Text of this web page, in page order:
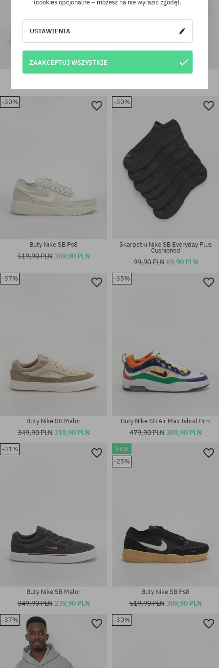
Dostępne rozmiary:
40; 40.5; 41; 42.5; 43; 44; 44.5;
Buty Nike SB Vertebrae Koszula Nike SB Nike SB
-30%
Buty Nike SB Ps8
519,90 PLN359,90 PLN
-30%
Dostępne rozmiary:
S
Skarpetki Nike SB Everyday Plus
Cushioned
99,90 PLN69,90 PLN
-37%
Dostępne rozmiary:
Buty Nike SB Malor
349,90 PLN 219,90 PLN
-35%
Buty Nike SB Air Max Ishod Prm
479,90 PLN309,90 PLN
-31%
Buty Nike SB Malor
349,90 PLN 239,90 PLN
New
-25%
Buty Nike SB Ps8
519,90 PLN389,90 PLN
-37% -30%
(cookies opcjonalne – możesz na nie wyrazić zgodę).
USTAWIENIA
ZAAKCEPTUJ WSZYSTKIE